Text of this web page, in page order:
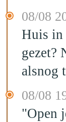
08/08
Huis in
gezet?
alsnog
08/08
"Open